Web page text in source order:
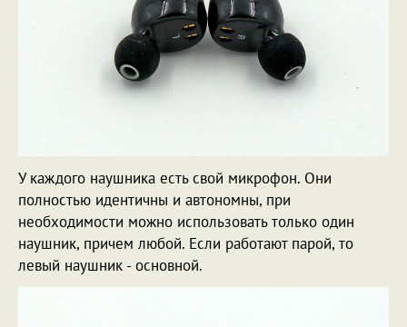
У каждого наушника есть свой микрофон. Они
полностью идентичны и автономны, при
необходимости можно использовать только один
наушник, причем любой. Если работают парой, то
левый наушник - основной.